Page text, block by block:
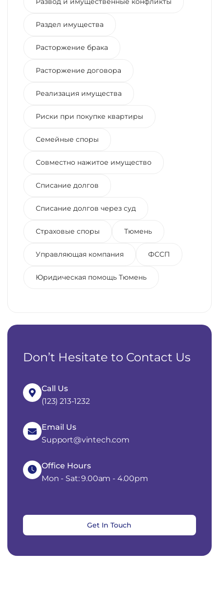
Раздел имущества
Расторжение брака
Расторжение договора
Реализация имущества
Риски при покупке квартиры
Семейные споры
Совместно нажитое имущество
Списание долгов
Списание долгов через суд
Страховые споры Тюмень
Управляющая компания ФССП
Юридическая помощь Тюмень
Don’t Hesitate to Contact Us
Call Us
(123) 213-1232
Email Us
Support@vintech.com
Office Hours
Mon - Sat: 9.00am - 4.00pm